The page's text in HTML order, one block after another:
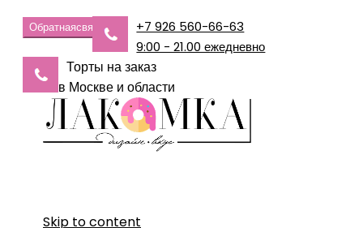
Обратнаясвязь
+7 926 560-66-63
9:00 - 21.00 ежедневно
Торты на заказ
в Москве и области
Skip to content